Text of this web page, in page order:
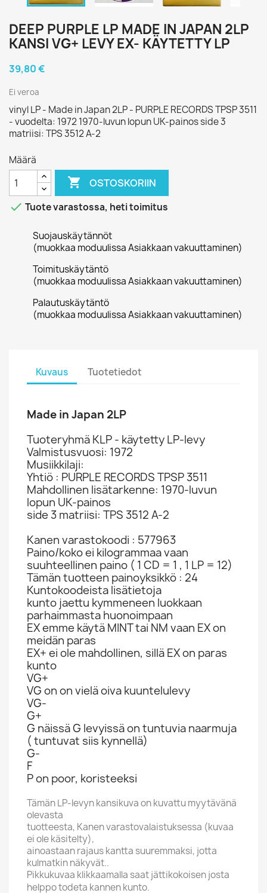
DEEP PURPLE LP MADE IN JAPAN 2LP
KANSI VG+ LEVY EX- KÄYTETTY LP
39,80 €
Ei veroa
vinyl LP - Made in Japan 2LP - PURPLE RECORDS TPSP 3511
- vuodelta: 1972 1970-luvun lopun UK-painos side 3
matriisi: TPS 3512 A-2
Määrä
 OSTOSKORIIN
 Tuote varastossa, heti toimitus
Suojauskäytännöt
(muokkaa moduulissa Asiakkaan vakuuttaminen)
Toimituskäytäntö
(muokkaa moduulissa Asiakkaan vakuuttaminen)
Palautuskäytäntö
(muokkaa moduulissa Asiakkaan vakuuttaminen)
Kuvaus Tuotetiedot
Made in Japan 2LP
Tuoteryhmä KLP - käytetty LP-levy
Valmistusvuosi: 1972
Musiikkilaji:
Yhtiö : PURPLE RECORDS TPSP 3511
Mahdollinen lisätarkenne: 1970-luvun
lopun UK-painos
side 3 matriisi: TPS 3512 A-2
Kanen varastokoodi : 577963
Paino/koko ei kilogrammaa vaan
suuhteellinen paino ( 1 CD = 1 , 1 LP = 12)
Tämän tuotteen painoyksikkö : 24
Kuntokoodeista lisätietoja
kunto jaettu kymmeneen luokkaan
parhaimmasta huonoimpaan
EX emme käytä MINT tai NM vaan EX on
meidän paras
EX+ ei ole mahdollinen, sillä EX on paras
kunto
VG+
VG on on vielä oiva kuuntelulevy
VG-
G+
G näissä G levyissä on tuntuvia naarmuja
( tuntuvat siis kynnellä)
G-
F
P on poor, koristeeksi
Tämän LP-levyn kansikuva on kuvattu myytävänä
olevasta
tuotteesta, Kanen varastovalaistuksessa (kuvaa
ei ole käsitelty),
ainoastaan rajaus kantta suuremmaksi, jotta
kulmatkin näkyvät..
Pikkukuvaa klikkaamalla saat jättikokoisen josta
helppo todeta kannen kunto.